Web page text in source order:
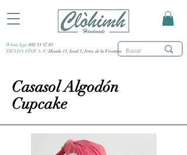
WhatsApp: 682 53 47 85
TIENDA FÍSICA: C/ Honda 15, local 3, Jerez de la Frontera
Casasol Algodón
Cupcake